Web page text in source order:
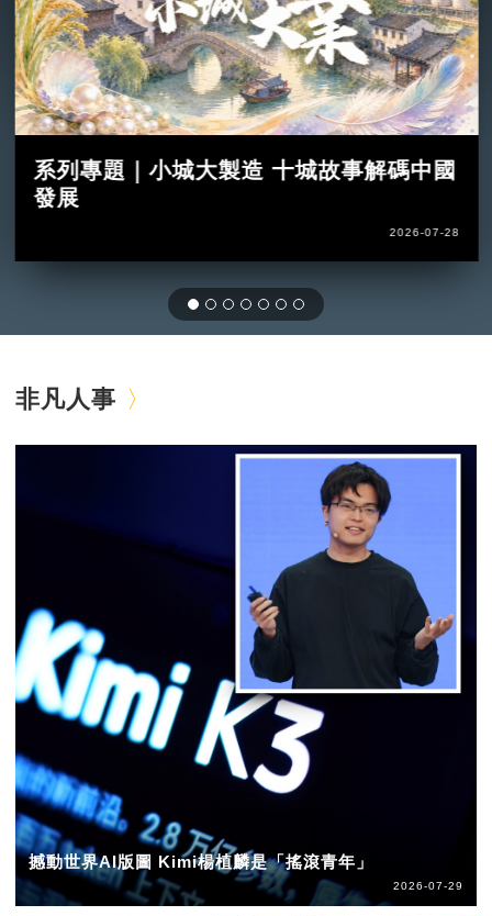
系列專題｜小城大製造 十城故事解碼中國
發展
2026-07-28
非凡人事
撼動世界AI版圖 Kimi楊植麟是「搖滾青年」
2026-07-29